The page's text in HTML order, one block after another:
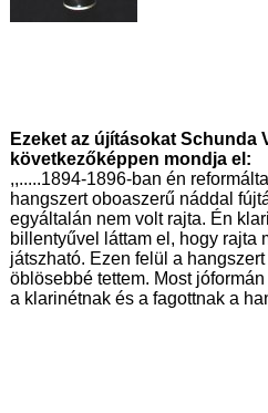
Ezeket az újításokat Schunda
következőképpen mondja el:
,,.....1894-1896-ban én
hangszert oboaszerű náddal
egyáltalán nem volt rajta. Én
billentyűvel láttam el, hogy rajta
játszható. Ezen felül a
öblösebbé tettem. Most
a klarinétnak és a fagottnak a